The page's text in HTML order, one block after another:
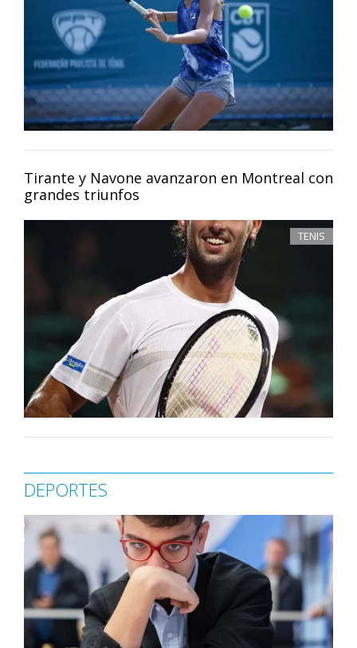
Tirante y Navone avanzaron en Montreal con
grandes triunfos
TENIS
DEPORTES